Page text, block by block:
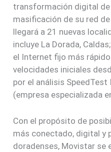
transformación digital
masificación de su red
llegará a 21 nuevas
incluye La Dorada,
el Internet fijo más
velocidades iniciales
por el análisis
(empresa especializada
Con el propósito de
más conectado, digital y
doradenses, Movistar se